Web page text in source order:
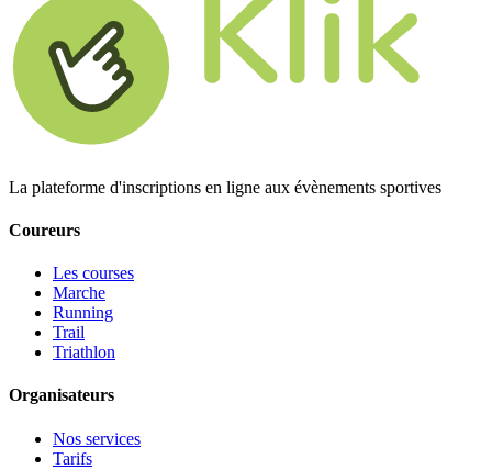
La plateforme d'inscriptions en ligne aux évènements sportives
Coureurs
Les courses
Marche
Running
Trail
Triathlon
Organisateurs
Nos services
Tarifs